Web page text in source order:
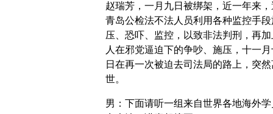
赵瑞芳，一月九日被绑架，近一年来，
青岛公检法不法人员利用各种监控手段
压、恐吓、监控，以致非法判刑，再加
人在邪党逼迫下的争吵、施压，十一
日在再一次被迫去司法局的路上，突然
世。
男：下面请听一组来自世界各地海外学